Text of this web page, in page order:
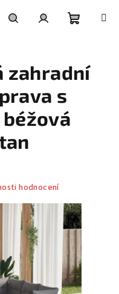
košík
zahradní
s
hodnocení